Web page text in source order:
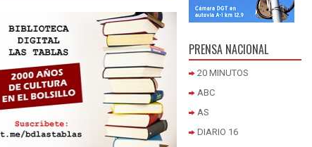
PRENSA NACIONAL
20 MINUTOS
ABC
AS
DIARIO 16